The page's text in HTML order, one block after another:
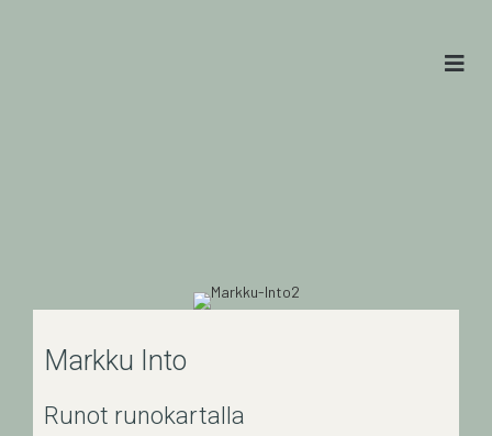
Markku Into
Runot runokartalla